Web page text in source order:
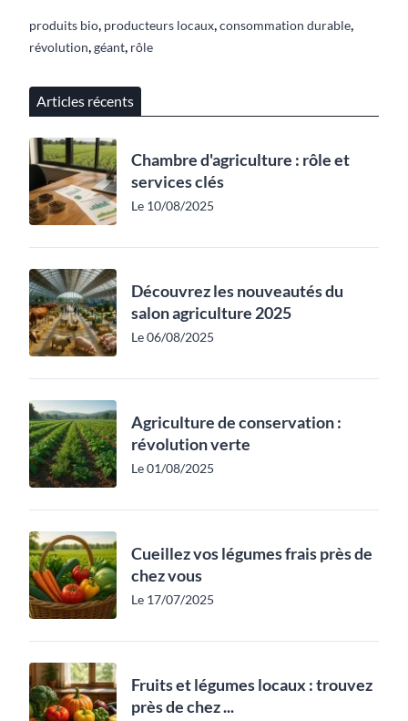
produits bio producteurs locaux consommation durable
révolution géant rôle
Articles récents
Chambre d'agriculture : rôle et
services clés
Le 10/08/2025
Découvrez les nouveautés du
salon agriculture 2025
Le 06/08/2025
Agriculture de conservation :
révolution verte
Le 01/08/2025
Cueillez vos légumes frais près de
chez vous
Le 17/07/2025
Fruits et légumes locaux : trouvez
près de chez ...